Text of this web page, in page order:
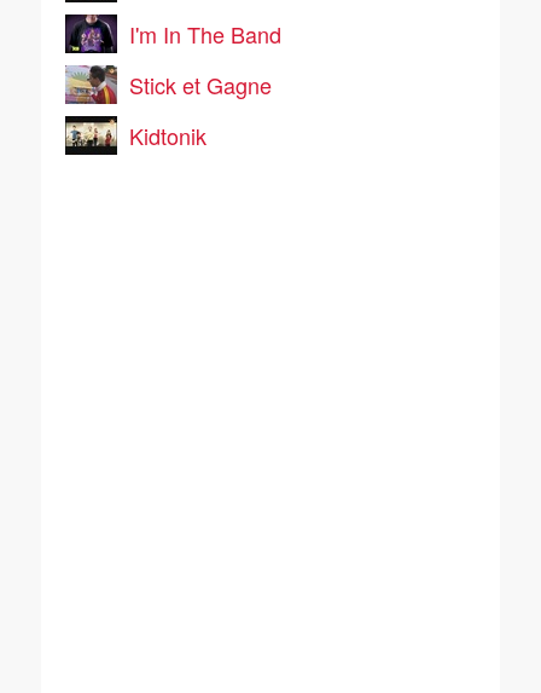
I'm In The Band
Stick et Gagne
Kidtonik